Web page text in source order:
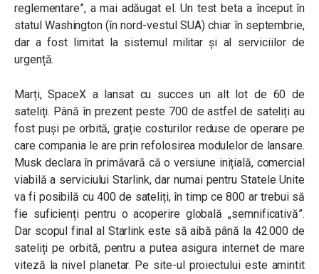
reglementare”, a mai adăugat el. Un test beta a început în
statul Washington (în nord-vestul SUA) chiar în septembrie,
dar a fost limitat la sistemul militar și al serviciilor de
urgență.
Marți, SpaceX a lansat cu succes un alt lot de 60 de
sateliți. Până în prezent peste 700 de astfel de sateliți au
fost puși pe orbită, grație costurilor reduse de operare pe
care compania le are prin refolosirea modulelor de lansare.
Musk declara în primăvară că o versiune inițială, comercial
viabilă a serviciului Starlink, dar numai pentru Statele Unite
va fi posibilă cu 400 de sateliți, în timp ce 800 ar trebui să
fie suficienți pentru o acoperire globală „semnificativă”.
Dar scopul final al Starlink este să aibă până la 42.000 de
sateliți pe orbită, pentru a putea asigura internet de mare
viteză la nivel planetar. Pe site-ul proiectului este amintit